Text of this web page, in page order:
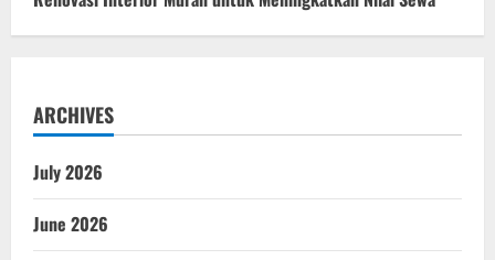
ARCHIVES
July 2026
June 2026